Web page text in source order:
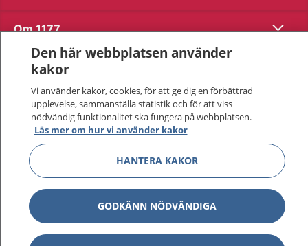
Om 1177 Visa
Kontakt
Behandling av personuppgifter
Hantering av kakor
Inställningar för kakor
1177 – en tjänst frånInera.
Den här webbplatsen använder
kakor
Vi använder kakor, cookies, för att ge dig en förbättrad
upplevelse, sammanställa statistik och för att viss
nödvändig funktionalitet ska fungera på webbplatsen.
Läs mer om hur vi använder kakor
HANTERA KAKOR
GODKÄNN NÖDVÄNDIGA